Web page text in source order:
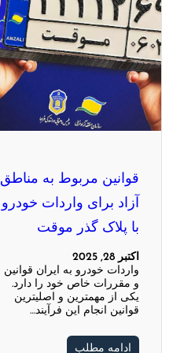
قوانین مربوط به مناطق
آزاد برای واردات خودرو
با پلاک گذر موقت
اکتبر 28, 2025
واردات خودرو به ایران قوانین
و مقررات خاص خود را دارد.
یکی از مهمترین و اصلیترین
قوانین انجام این فرآیند…
ادامه مطلب